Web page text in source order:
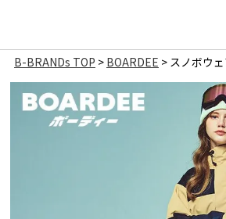
B-BRANDs TOP BOARDEE スノボウ